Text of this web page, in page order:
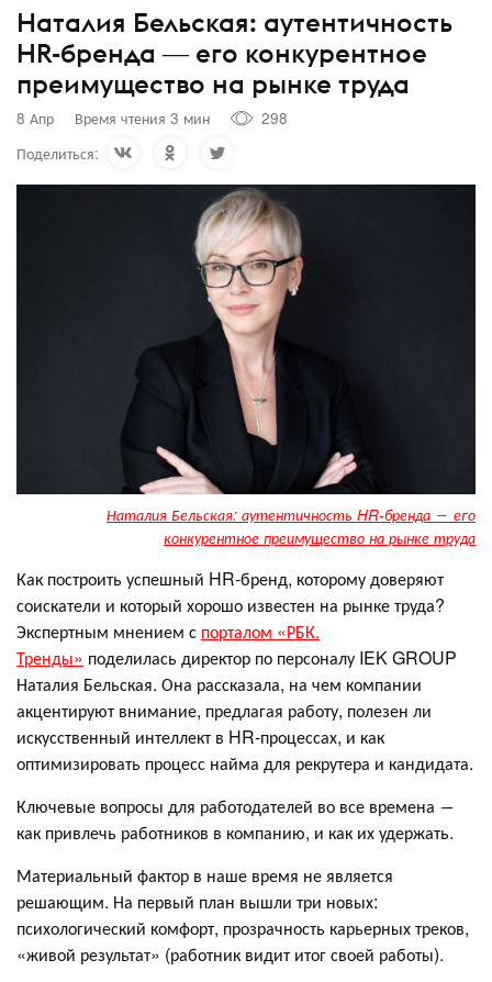
Наталия Бельская: аутентичность
HR-бренда ― его конкурентное
преимущество на рынке труда
8 Апр Время чтения 3 мин
298
Поделиться:
Наталия Бельская: аутентичность HR-бренда ― его
конкурентное преимущество на рынке труда
Как построить успешный HR-бренд, которому доверяют
соискатели и который хорошо известен на рынке труда?
Экспертным мнением с порталом «РБК.
Тренды» поделилась директор по персоналу IEK GROUP
Наталия Бельская. Она рассказала, на чем компании
акцентируют внимание, предлагая работу, полезен ли
искусственный интеллект в HR-процессах, и как
оптимизировать процесс найма для рекрутера и кандидата.
Ключевые вопросы для работодателей во все времена ―
как привлечь работников в компанию, и как их удержать.
Материальный фактор в наше время не является
решающим. На первый план вышли три новых:
психологический комфорт, прозрачность карьерных треков,
«живой результат» (работник видит итог своей работы).